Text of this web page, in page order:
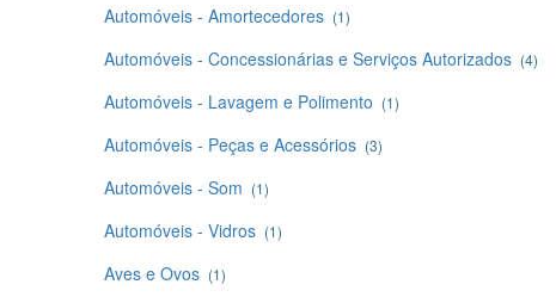
Automóveis - Amortecedores (1)
Automóveis - Concessionárias e Serviços Autorizados (4)
Automóveis - Lavagem e Polimento (1)
Automóveis - Peças e Acessórios (3)
Automóveis - Som (1)
Automóveis - Vidros (1)
Aves e Ovos (1)